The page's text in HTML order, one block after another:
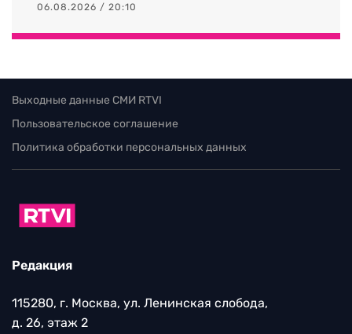
06.08.2026 / 20:10
Выходные данные СМИ RTVI
Пользовательское соглашение
Политика обработки персональных данных
Редакция
115280, г. Москва, ул. Ленинская слобода,
д. 26, этаж 2